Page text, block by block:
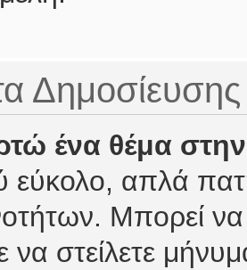
Δημοσίευσης
ένα θέμα
εύκολο, απλά
Μπορεί να
να στείλετε